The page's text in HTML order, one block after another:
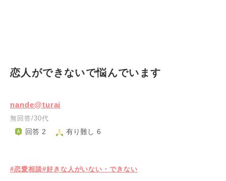
恋人ができないで悩んでいます
nande@turai
無回答/30代
回答 2 有り難し 6
#恋愛相談#好きな人がいない・できない